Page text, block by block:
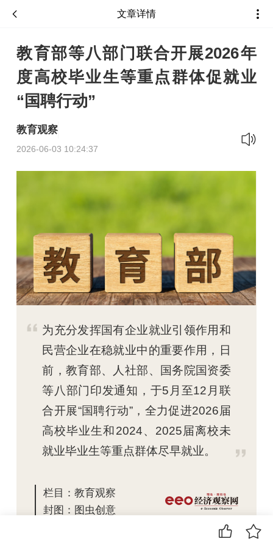
文章详情
教育部等八部门联合开展2026年
度高校毕业生等重点群体促就业
“国聘行动”
教育观察
2026-06-03 10:24:37
为充分发挥国有企业就业引领作用和
民营企业在稳就业中的重要作用，日
前，教育部、人社部、国务院国资委
等八部门印发通知，于5月至12月联
合开展“国聘行动”，全力促进2026届
高校毕业生和2024、2025届离校未
就业毕业生等重点群体尽早就业。
栏目：教育观察
封图： 图虫创意